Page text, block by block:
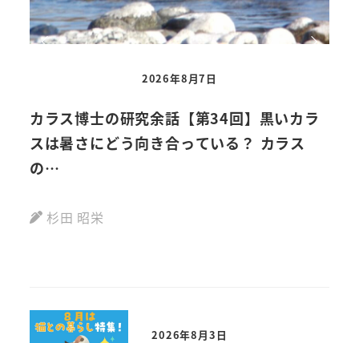
2026年8月7日
カラス博士の研究余話【第34回】黒いカラ
スは暑さにどう向き合っている？ カラス
の…
杉田 昭栄
2026年8月3日